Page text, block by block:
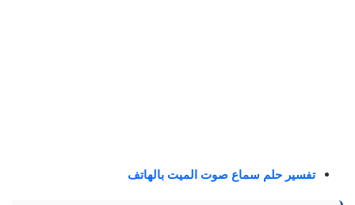
تفسير حلم سماع صوت الميت بالهاتف